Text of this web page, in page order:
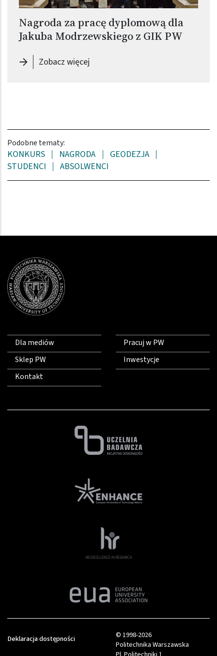
Nagroda za pracę dyplomową dla
Jakuba Modrzewskiego z GIK PW
Zobacz więcej-
Podobne tematy:
KONKURS NAGRODA
GEODEZJA
STUDENCI
ABSOLWENCI
Dla mediów
Sklep PW
Kontakt
Pracuj w PW
Inwestycje
© 1998-2026
Politechnika Warszawska
Deklaracja dostępności